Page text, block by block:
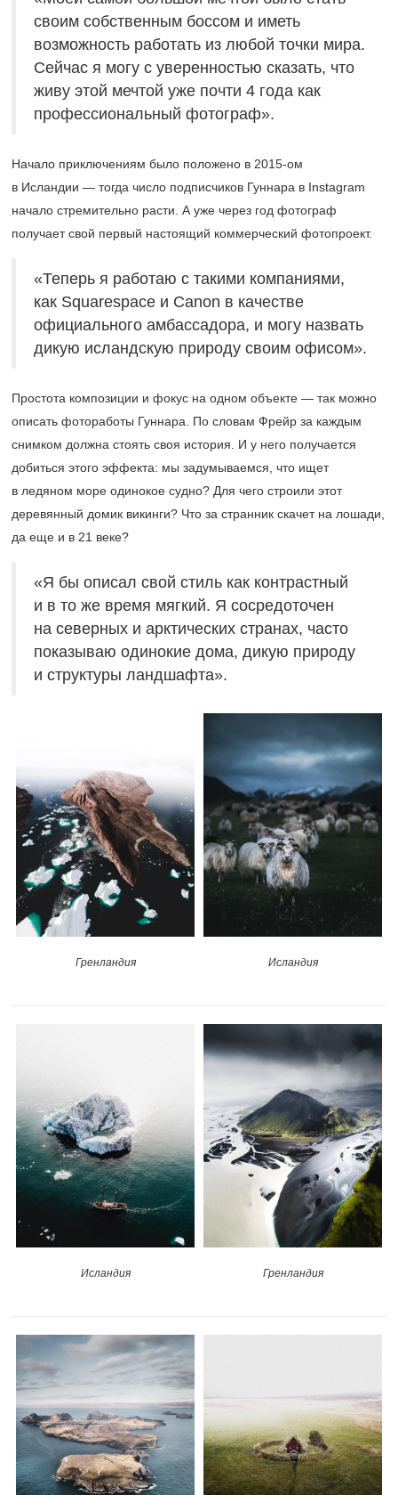
своим собственным боссом и иметь
возможность работать из любой точки мира.
Сейчас я могу с уверенностью сказать, что
живу этой мечтой уже почти 4 года как
профессиональный фотограф».
Начало приключениям было положено в 2015-ом
в Исландии — тогда число подписчиков Гуннара в Instagram
начало стремительно расти. А уже через год фотограф
получает свой первый настоящий коммерческий фотопроект.
«Теперь я работаю с такими компаниями,
как Squarespace и Canon в качестве
официального амбассадора, и могу назвать
дикую исландскую природу своим офисом».
Простота композиции и фокус на одном объекте — так можно
описать фотоработы Гуннара. По словам Фрейр за каждым
снимком должна стоять своя история. И у него получается
добиться этого эффекта: мы задумываемся, что ищет
в ледяном море одинокое судно? Для чего строили этот
деревянный домик викинги? Что за странник скачет на лошади,
да еще и в 21 веке?
«Я бы описал свой стиль как контрастный
и в то же время мягкий. Я сосредоточен
на северных и арктических странах, часто
показываю одинокие дома, дикую природу
и структуры ландшафта».
Гренландия Исландия
Исландия Гренландия